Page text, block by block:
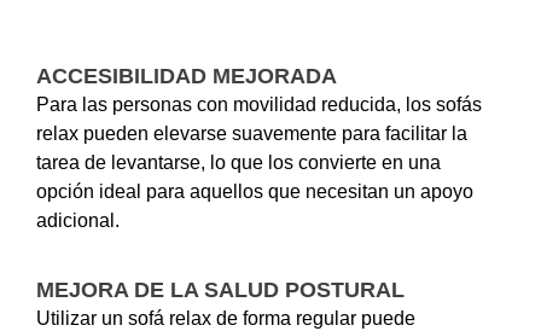
ACCESIBILIDAD MEJORADA
Para las personas con movilidad reducida, los sofás
relax pueden elevarse suavemente para facilitar la
tarea de levantarse, lo que los convierte en una
opción ideal para aquellos que necesitan un apoyo
adicional.
MEJORA DE LA SALUD POSTURAL
Utilizar un sofá relax de forma regular puede